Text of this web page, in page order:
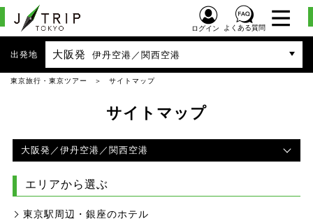
ログイン よくある質問
出発地 大阪発 伊丹空港／関西空港
東京旅行・東京ツアー サイトマップ
サイトマップ
大阪発 ／伊丹空港／関西空港
エリアから選ぶ
東京駅周辺・銀座のホテル